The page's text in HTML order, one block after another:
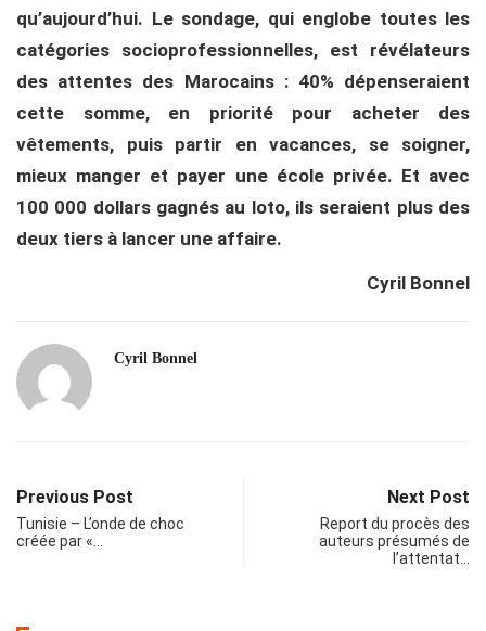
qu’aujourd’hui. Le sondage, qui englobe toutes les
catégories socioprofessionnelles, est révélateurs
des attentes des Marocains : 40% dépenseraient
cette somme, en priorité pour acheter des
vêtements, puis partir en vacances, se soigner,
mieux manger et payer une école privée. Et avec
100 000 dollars gagnés au loto, ils seraient plus des
deux tiers à lancer une affaire.
Cyril Bonnel
Cyril Bonnel
Previous Post
Tunisie – L’onde de choc
créée par «…
Next Post
Report du procès des
auteurs présumés de
l’attentat…